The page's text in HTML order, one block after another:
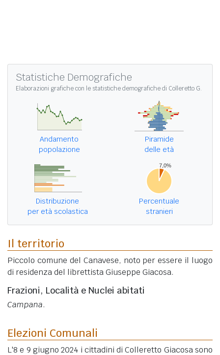
Statistiche Demografiche
Elaborazioni grafiche con le statistiche demografiche di Colleretto G.
Andamento
popolazione
Piramide
delle età
Distribuzione
per età scolastica
Percentuale
stranieri
Il territorio
Piccolo comune del Canavese, noto per essere il luogo
di residenza del librettista Giuseppe Giacosa.
Frazioni, Località e Nuclei abitati
Campana.
Elezioni Comunali
L'8 e 9 giugno 2024 i cittadini di Colleretto Giacosa sono